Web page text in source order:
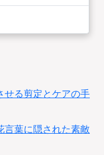
る剪定とケアの手
葉に隠された素敵